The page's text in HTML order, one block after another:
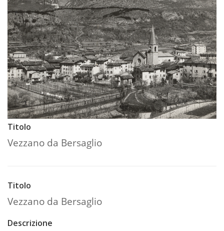
Titolo
Vezzano da Bersaglio
Titolo
Vezzano da Bersaglio
Descrizione